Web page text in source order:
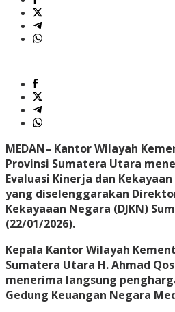
MEDAN– Kantor Wilayah
Provinsi Sumatera Utara
Evaluasi Kinerja dan
yang diselenggarakan
Kekayaaan Negara (DJKN)
(22/01/2026).
Kepala Kantor Wilayah
Sumatera Utara H. Ahmad
menerima langsung
Gedung Keuangan Negara